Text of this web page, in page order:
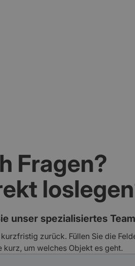
Fragen?
unser spezialisiertes
zurück. Füllen Sie die
kurz, um welches Objekt es geht.